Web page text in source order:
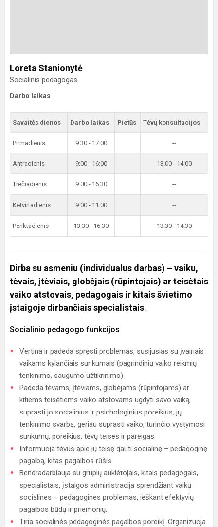
Loreta Stanionytė
Socialinis pedagogas
Darbo laikas
Savaitės dienos Darbo laikas Pietūs Tėvų konsultacijos
Pirmadienis 9:30 - 17:00 --
Antradienis 9:00 - 16:00 13:00 - 14:00
Trečiadienis 9:00 - 16:30 --
Ketvirtadienis 9:00 - 11:00 --
Penktadienis 13:30 - 16:30 13:30 - 14:30
Dirba su asmeniu (individualus darbas) – vaiku,
tėvais, įtėviais, globėjais (rūpintojais) ar teisėtais
vaiko atstovais, pedagogais ir kitais švietimo
įstaigoje dirbančiais specialistais.
Socialinio pedagogo funkcijos
Vertina ir padeda spręsti problemas, susijusias su įvairiais
vaikams kylančiais sunkumais (pagrindinių vaiko reikmių
tenkinimo, saugumo užtikrinimo).
Padeda tėvams, įtėviams, globėjams (rūpintojams) ar
kitiems teisėtiems vaiko atstovams ugdyti savo vaiką,
suprasti jo socialinius ir psichologinius poreikius, jų
tenkinimo svarbą, geriau suprasti vaiko, turinčio vystymosi
sunkumų, poreikius, tėvų teises ir pareigas.
Informuoja tėvus apie jų teisę gauti socialinę – pedagoginę
pagalbą, kitas pagalbos rūšis.
Bendradarbiauja su grupių auklėtojais, kitais pedagogais,
specialistais, įstaigos administracija sprendžiant vaikų
socialines – pedagogines problemas, ieškant efektyvių
pagalbos būdų ir priemonių.
Tiria socialinės pedagoginės pagalbos poreikį. Organizuoja